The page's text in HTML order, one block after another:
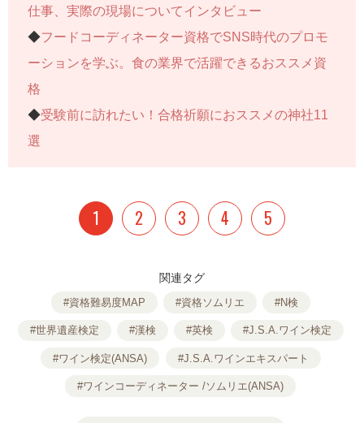
仕事、実際の現場についてインタビュー
◆フードコーディネーター資格でSNS時代のプロモ
ーションを学ぶ。食の業界で活躍できるおススメ資
格
◆受験前に訪れたい！合格祈願におススメの神社11
選
1 2 3 4 5
関連タグ
#資格難易度MAP #資格ソムリエ #N検
#世界遺産検定 #漢検 #英検 #J.S.A.ワイン検定
#ワイン検定(ANSA) #J.S.A.ワインエキスパート
#ワインコーディネーター /ソムリエ(ANSA)